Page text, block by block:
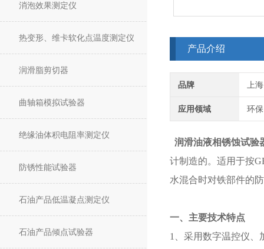
消泡效果测定仪
热变形、维卡软化点温度测定仪
润滑脂剪切器
曲轴箱模拟试验器
绝缘油体积电阻率测定仪
防锈性能试验器
石油产品低温凝点测定仪
石油产品倾点试验器
产品介绍
品牌 上
应用领域 环
润滑油液相锈蚀试验
计制造的。适用于按
水混合时对铁部件的
一、主要技术特点
1、采用数字温控仪、